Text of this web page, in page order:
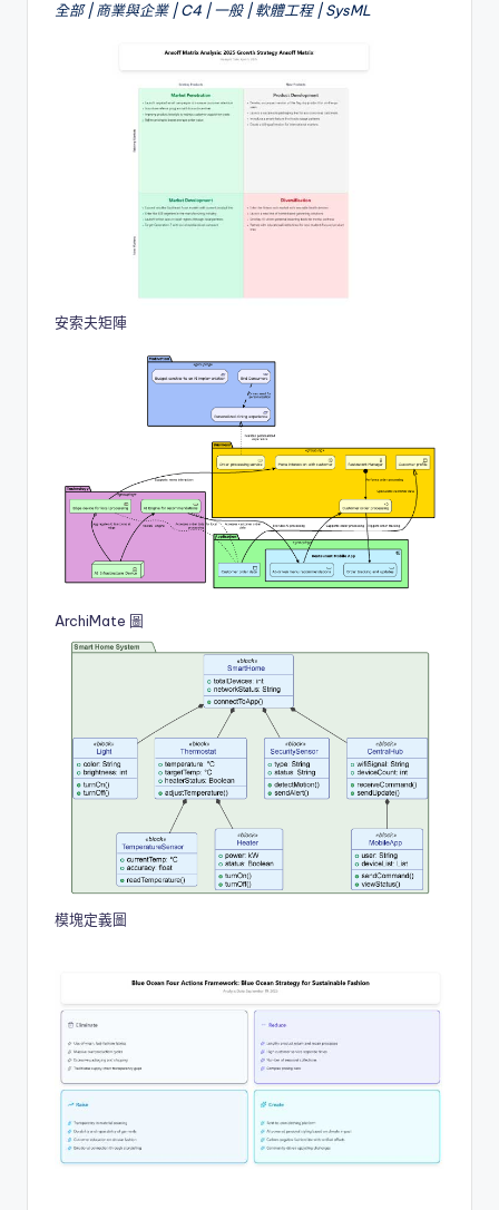
全部 | 商業與企業 | C4 | 一般 | 軟體工程 | SysML
安索夫矩陣
ArchiMate 圖
模塊定義圖